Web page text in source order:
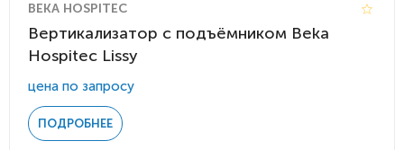
BEKA HOSPITEC
Вертикализатор с подъёмником Beka
Hospitec Lissy
цена по запросу
ПОДРОБНЕЕ